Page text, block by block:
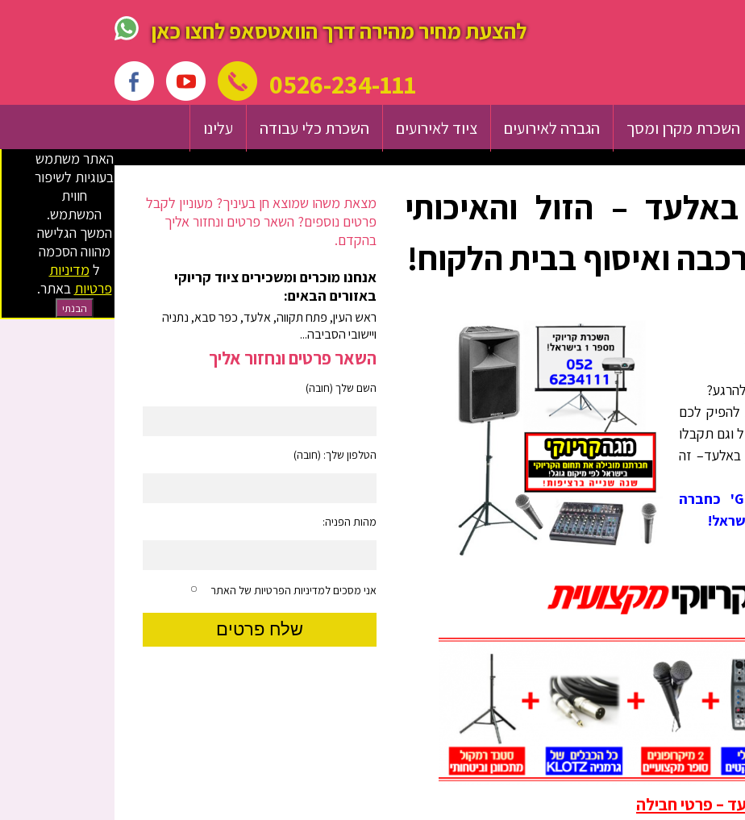
להצעת מחיר מהירה דרך הוואטסאפ לחצו כאן
0526-234-111
השכרת מקרן ומסך הגברה לאירועים ציוד לאירועים השכרת כלי עבודה עלינו
– הזול והאיכותי
ואיסוף בבית הלקוח!
להפיק לכם
וגם תקבלו
תמורה מלאה להשקעה. קריוקי מספר 1 באלעד– זה
>> חברתנו ממוקמת ע"י 'Google' כחברה
– פרטי חבילה
מצאת משהו שמוצא חן בעיניך? מעוניין לקבל
פרטים נוספים? השאר פרטים ונחזור אליך
בהקדם.
אנחנו מוכרים ומשכירים ציוד קריוקי
באזורים הבאים:
ראש העין, פתח תקווה, אלעד, כפר סבא, נתניה
ויישובי הסביבה...
השאר פרטים ונחזור אליך
השם שלך (חובה)
הטלפון שלך: (חובה)
מהות הפניה:
אני מסכים למדיניות הפרטיות של האתר
האתר משתמש
בעוגיות לשיפור
חווית
המשתמש.
המשך הגלישה
מהווה הסכמה
ל מדיניות
פרטיות באתר.
הבנתי